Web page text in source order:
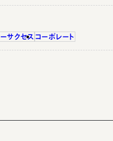
サクセス コーポレート